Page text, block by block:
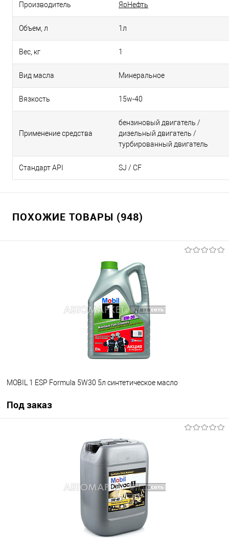
Производитель ЯрНефть
Объем, л 1л
Вес, кг 1
Вид масла Минеральное
Вязкость 15w-40
Применение средства
бензиновый двигатель /
дизельный двигатель /
турбированный двигатель
Стандарт API SJ / CF
ПОХОЖИЕ ТОВАРЫ (948)
MOBIL 1 ESP Formula 5W30 5л синтетическое масло
Под заказ
Под заказ